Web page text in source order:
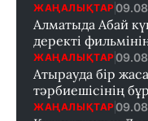
ЖАҢАЛЫҚТАР
Алматыда Абай
деректі
ЖАҢАЛЫҚТАР
Атырауда бір
тәрбиешісінің
ЖАҢАЛЫҚТАР